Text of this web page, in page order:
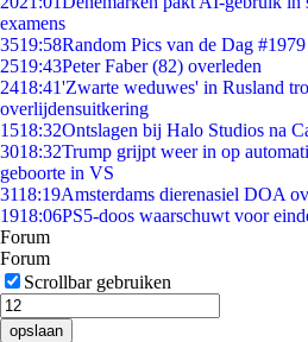
examens
3519:58Random Pics van de Dag #1979
2519:43Peter Faber (82) overleden
2418:41'Zwarte weduwes' in Rusland
overlijdensuitkering
1518:32Ontslagen bij Halo Studios na
3018:32Trump grijpt weer in op
geboorte in VS
3118:19Amsterdams dierenasiel DOA
1918:06PS5-doos waarschuwt voor
Forum
Forum
Scrollbar gebruiken
opslaan